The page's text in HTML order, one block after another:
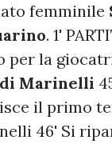
femminile
. 1'
per la
di Marinelli
il primo
46' Si